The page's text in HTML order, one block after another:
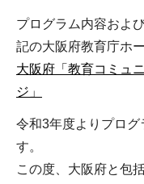
プログラム内容およ
記の大阪府教育庁ホ
大阪府「教育コミュ
ジ」
令和3年度よりプログ
す。
この度、大阪府と包